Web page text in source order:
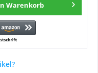
Warenkorb